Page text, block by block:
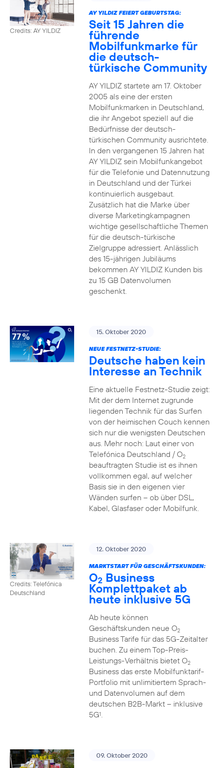
Credits: AY YILDIZ
AY YILDIZ FEIERT GEBURTSTAG:
Seit 15 Jahren die
führende
Mobilfunkmarke für
die deutsch-
türkische Community
AY YILDIZ startete am 17. Oktober
2005 als eine der ersten
Mobilfunkmarken in Deutschland,
die ihr Angebot speziell auf die
Bedürfnisse der deutsch-
türkischen Community ausrichtete.
In den vergangenen 15 Jahren hat
AY YILDIZ sein Mobilfunkangebot
für die Telefonie und Datennutzung
in Deutschland und der Türkei
kontinuierlich ausgebaut.
Zusätzlich hat die Marke über
diverse Marketingkampagnen
wichtige gesellschaftliche Themen
für die deutsch-türkische
Zielgruppe adressiert. Anlässlich
des 15-jährigen Jubiläums
bekommen AY YILDIZ Kunden bis
zu 15 GB Datenvolumen
geschenkt.
15. Oktober 2020
NEUE FESTNETZ-STUDIE:
Deutsche haben kein
Interesse an Technik
Eine aktuelle Festnetz-Studie zeigt:
Mit der dem Internet zugrunde
liegenden Technik für das Surfen
von der heimischen Couch kennen
sich nur die wenigsten Deutschen
aus. Mehr noch: Laut einer von
Telefónica Deutschland / O2
beauftragten Studie ist es ihnen
vollkommen egal, auf welcher
Basis sie in den eigenen vier
Wänden surfen – ob über DSL,
Kabel, Glasfaser oder Mobilfunk.
Credits: Telefónica
Deutschland
12. Oktober 2020
MARKTSTART FÜR GESCHÄFTSKUNDEN:
O2 Business
Komplettpaket ab
heute inklusive 5G
Ab heute können
Geschäftskunden neue O2
Business Tarife für das 5G-Zeitalter
buchen. Zu einem Top-Preis-
Leistungs-Verhältnis bietet O2
Business das erste Mobilfunktarif-
Portfolio mit unlimitiertem Sprach-
und Datenvolumen auf dem
deutschen B2B-Markt – inklusive
5G1.
09. Oktober 2020